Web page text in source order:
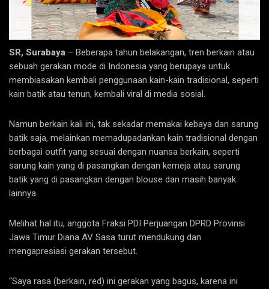
SR, Surabaya – Beberapa tahun belakangan, tren berkain atau
sebuah gerakan mode di Indonesia yang berupaya untuk
membiasakan kembali penggunaan kain-kain tradisional, seperti
kain batik atau tenun, kembali viral di media sosial.
Namun berkain kali ini, tak sekadar memakai kebaya dan sarung
batik saja, melainkan memadupadankan kain tradisional dengan
berbagai outfit yang sesuai dengan nuansa berkain, seperti
sarung kain yang di pasangkan dengan kemeja atau sarung
batik yang di pasangkan dengan blouse dan masih banyak
lainnya.
Melihat hal itu, anggota Fraksi PDI Perjuangan DPRD Provinsi
Jawa Timur Diana AV Sasa turut mendukung dan
mengapresiasi gerakan tersebut.
“Saya rasa (berkain, red) ini gerakan yang bagus, karena ini